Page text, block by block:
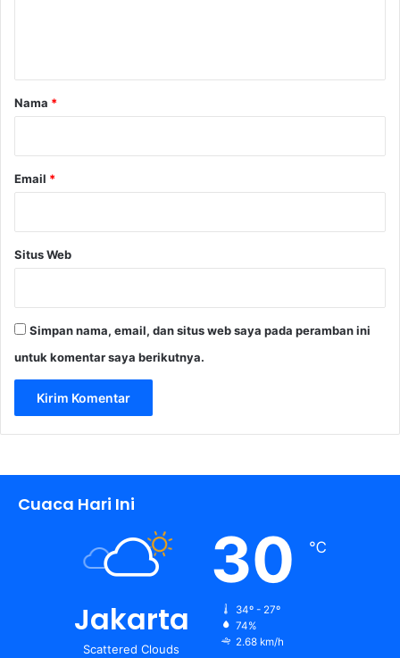
n
r
i
b
r
Nama *
Email *
Situs Web
Simpan nama, email, dan situs web saya pada peramban ini
untuk komentar saya berikutnya.
Cuaca Hari Ini
Jakarta
Scattered Clouds
30 ℃
34º - 27º
74%
2.68 km/h